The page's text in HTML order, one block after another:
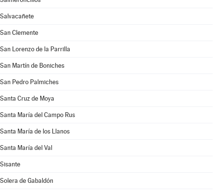
Salvacañete
San Clemente
San Lorenzo de la Parrilla
San Martín de Boniches
San Pedro Palmiches
Santa Cruz de Moya
Santa María del Campo Rus
Santa María de los Llanos
Santa María del Val
Sisante
Solera de Gabaldón